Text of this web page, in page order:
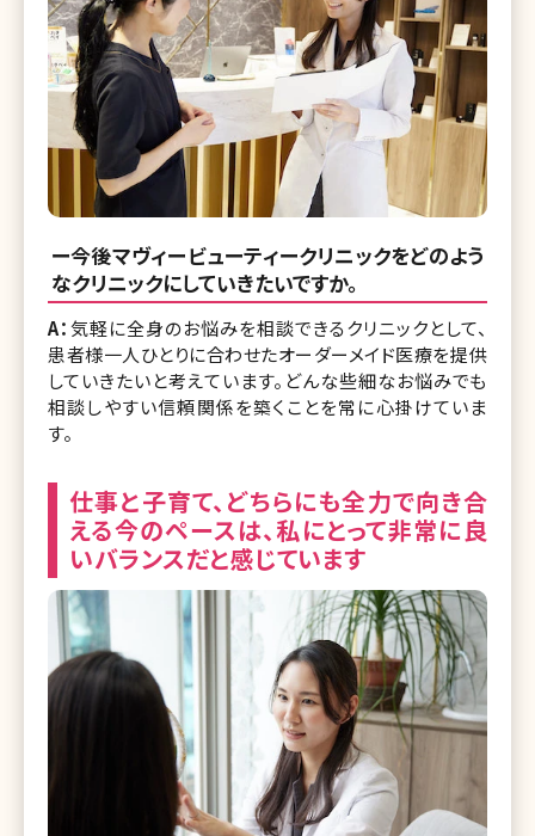
ー今後マヴィービューティークリニックをどのよう
なクリニックにしていきたいですか。
A：気軽に全身のお悩みを相談できるクリニックとして、
患者様一人ひとりに合わせたオーダーメイド医療を提供
していきたいと考えています。どんな些細なお悩みでも
相談しやすい信頼関係を築くことを常に心掛けていま
す。
仕事と子育て、どちらにも全力で向き合
える今のペースは、私にとって非常に良
いバランスだと感じています